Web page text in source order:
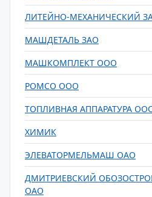
ЛИТЕЙНО-МЕХАНИЧЕСКИЙ
МАШДЕТАЛЬ ЗАО
МАШКОМПЛЕКТ ООО
РОМСО ООО
ТОПЛИВНАЯ АППАРАТУРА
ХИМИК
ЭЛЕВАТОРМЕЛЬМАШ ОАО
ДМИТРИЕВСКИЙ
ОАО